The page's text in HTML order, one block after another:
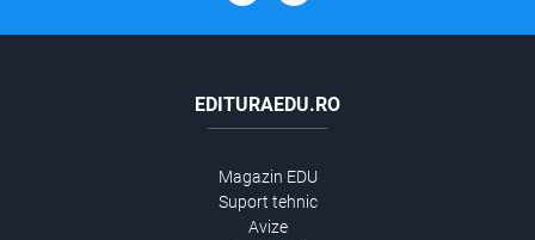
EDITURAEDU.RO
Magazin EDU
Suport tehnic
Avize